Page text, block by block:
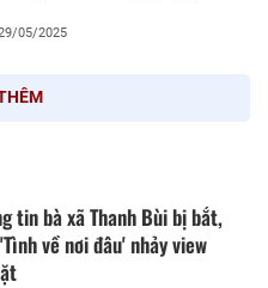
05/2025
tin bà xã Thanh Bùi bị bắt,
về nơi đâu' nhảy view